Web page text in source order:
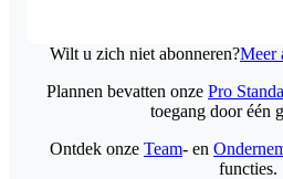
Wilt u zich niet abonneren?Meer
Plannen bevatten onze Pro
toegang door één
Ontdek onze Team- en
functies.